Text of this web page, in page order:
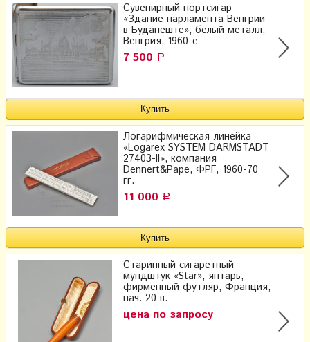
Сувенирный портсигар
«Здание парламента Венгрии
в Будапеште», белый металл,
Венгрия, 1960-е
7 500 Р
Логарифмическая линейка
«Logarex SYSTEM DARMSTADT
27403-II», компания
Dennert&Pape, ФРГ, 1960-70
гг.
11 000 Р
Старинный сигаретный
мундштук «Star», янтарь,
фирменный футляр, Франция,
нач. 20 в.
цена по запросу